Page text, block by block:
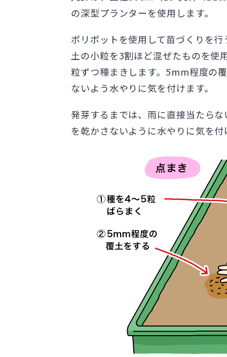
の深型プランターを使用します。
ポリポットを使用して苗づくりを
土の小粒を3割ほど混ぜたものを使
粒ずつ種まきします。5mm程度の
ないよう水やりに気を付けます。
発芽するまでは、雨に直接当たら
を乾かさないように水やりに気を付